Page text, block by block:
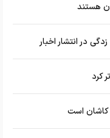
هستند
در انتشار اخبار
کرد
کاشان است